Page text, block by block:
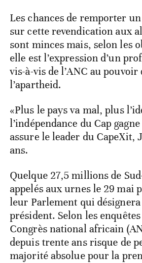
Les chances de remporter
sur cette revendication aux
sont minces mais, selon les
elle est l’expression d’un
vis-à-vis de l’ANC au
l’apartheid.
«Plus le pays va mal, plus
l’indépendance du Cap
assure le leader du CapeXit,
ans.
Quelque 27,5 millions de
appelés aux urnes le 29 mai
leur Parlement qui
président. Selon les
Congrès national africain
depuis trente ans risque de
majorité absolue pour la